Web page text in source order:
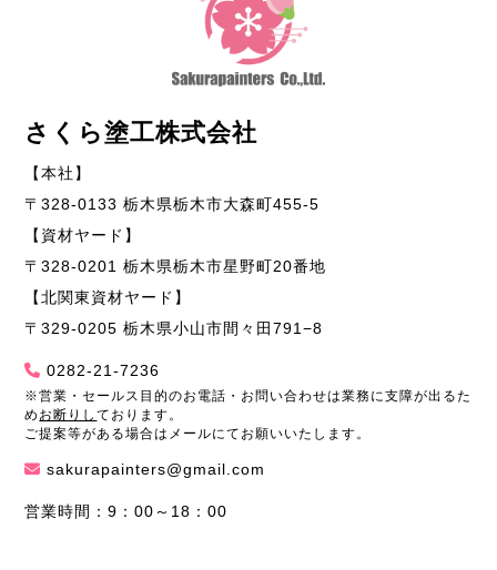
さくら塗工株式会社
【本社】
〒328-0133 栃木県栃木市大森町455-5
【資材ヤード】
〒328-0201 栃木県栃木市星野町20番地
【北関東資材ヤード】
〒329-0205 栃木県小山市間々田791−8
0282-21-7236
※営業・セールス目的のお電話・お問い合わせは業務に支障が出るた
め お断りしております。
ご提案等がある場合はメールにてお願いいたします。
sakurapainters@gmail.com
営業時間：9：00～18：00